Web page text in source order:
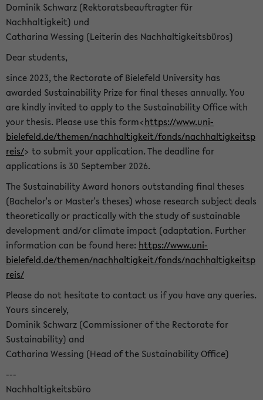
Dominik Schwarz (Rektoratsbeauftragter für
Nachhaltigkeit) und
Catharina Wessing (Leiterin des Nachhaltigkeitsbüros)
Dear students,
since 2023, the Rectorate of Bielefeld University has
awarded Sustainability Prize for final theses annually. You
are kindly invited to apply to the Sustainability Office with
your thesis. Please use this form<https://www.uni-
bielefeld.de/themen/nachhaltigkeit/fonds/nachhaltigkeitsp
reis/> to submit your application. The deadline for
applications is 30 September 2026.
The Sustainability Award honors outstanding final theses
(Bachelor's or Master's theses) whose research subject deals
theoretically or practically with the study of sustainable
development and/or climate impact (adaptation. Further
information can be found here: https://www.uni-
bielefeld.de/themen/nachhaltigkeit/fonds/nachhaltigkeitsp
reis/
Please do not hesitate to contact us if you have any queries.
Yours sincerely,
Dominik Schwarz (Commissioner of the Rectorate for
Sustainability) and
Catharina Wessing (Head of the Sustainability Office)
---
Nachhaltigkeitsbüro